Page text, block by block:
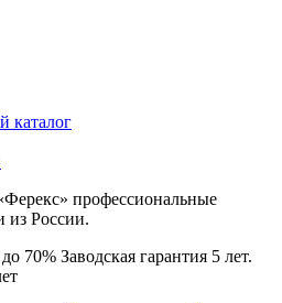
каталог
профессиональные
из России.
70% Заводская гарантия 5 лет.